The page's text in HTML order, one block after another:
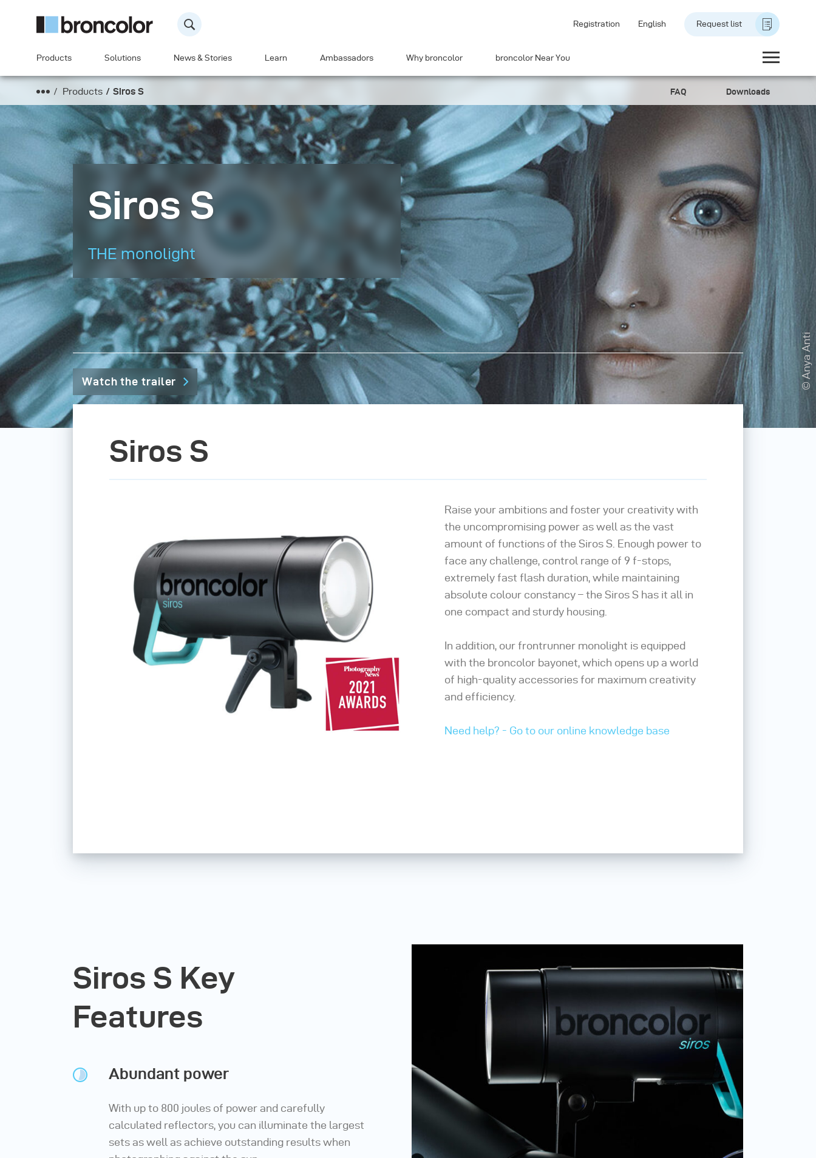
Registration English Request list
Products Solutions News & Stories Learn Ambassadors Why broncolor broncolor Near You
Products Siros S FAQ Downloads
Siros S
THE monolight
Watch the trailer © Anya Anti
Siros S
Raise your ambitions and foster your creativity with
the uncompromising power as well as the vast
amount of functions of the Siros S. Enough power to
face any challenge, control range of 9 f-stops,
extremely fast flash duration, while maintaining
absolute colour constancy – the Siros S has it all in
one compact and sturdy housing.
In addition, our frontrunner monolight is equipped
with the broncolor bayonet, which opens up a world
of high-quality accessories for maximum creativity
and efficiency.
Need help? - Go to our online knowledge base
Siros S Key
Features
Abundant power
With up to 800 joules of power and carefully
calculated reflectors, you can illuminate the largest
sets as well as achieve outstanding results when